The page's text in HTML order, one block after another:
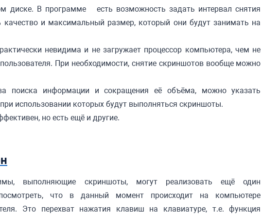
диске. В программе есть возможность задать интервал снятия
качество и максимальный размер, который они будут занимать на
невидима и не загружает процессор компьютера, чем не
При необходимости, снятие скриншотов вообще можно
поиска информации и сокращения её объёма, можно указать
использовании которых будут выполняться скриншоты.
но есть ещё и другие.
выполняющие скриншоты, могут реализовать ещё один
что в данный момент происходит на компьютере
Это перехват нажатия клавиш на клавиатуре, т.е. функция